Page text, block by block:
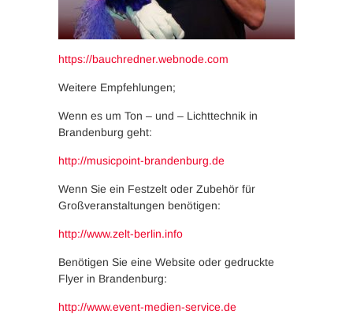
https://bauchredner.webnode.com
Weitere Empfehlungen;
Wenn es um Ton – und – Lichttechnik in
Brandenburg geht:
http://musicpoint-brandenburg.de
Wenn Sie ein Festzelt oder Zubehör für
Großveranstaltungen benötigen:
http://www.zelt-berlin.info
Benötigen Sie eine Website oder gedruckte
Flyer in Brandenburg:
http://www.event-medien-service.de